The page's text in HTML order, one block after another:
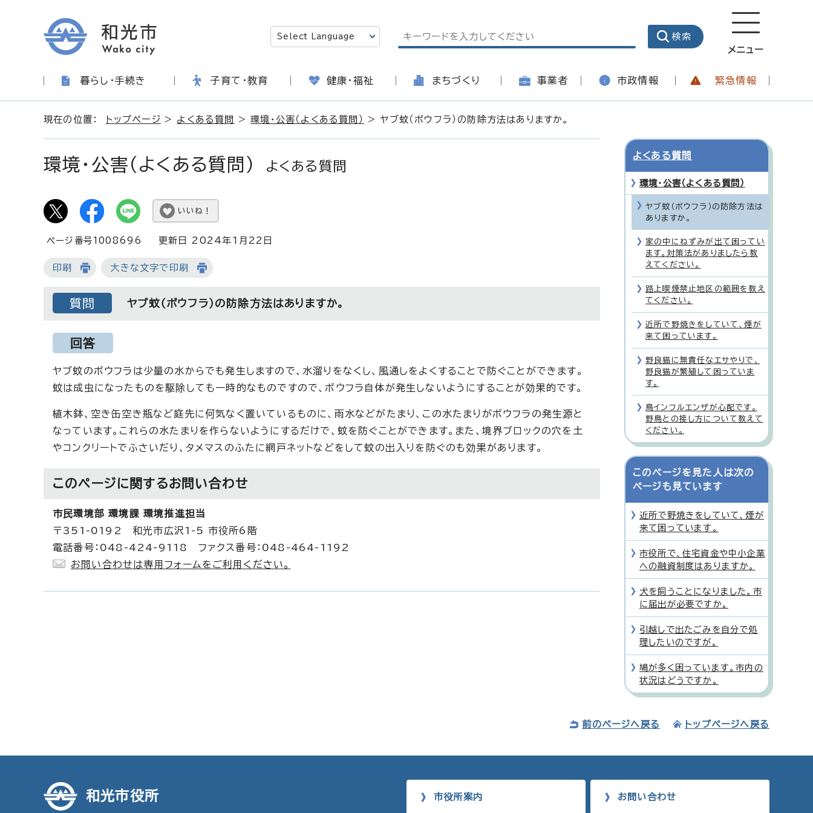
メニュー
暮らし・手続き 子育て・教育 健康・福祉 まちづくり 事業者 市政情報 緊急情報
現在の位置： トップページ > よくある質問 >環境・公害（よくある質問） > ヤブ蚊（ボウフラ）の防除方法はありますか。
環境・公害（よくある質問） よくある質問
いいね！
ページ番号1008696 更新日 2024年1月22日
印刷 大きな文字で印刷
質問 ヤブ蚊（ボウフラ）の防除方法はありますか。
回答
ヤブ蚊のボウフラは少量の水からでも発生しますので、水溜りをなくし、風通しをよくすることで防ぐことができます。
蚊は成虫になったものを駆除しても一時的なものですので、ボウフラ自体が発生しないようにすることが効果的です。
植木鉢、空き缶空き瓶など庭先に何気なく置いているものに、雨水などがたまり、この水たまりがボウフラの発生源と
なっています。これらの水たまりを作らないようにするだけで、蚊を防ぐことができます。また、境界ブロックの穴を土
やコンクリートでふさいだり、タメマスのふたに網戸ネットなどをして蚊の出入りを防ぐのも効果があります。
このページに関するお問い合わせ
市民環境部 環境課 環境推進担当
〒351-0192 和光市広沢1-5 市役所6階
電話番号：048-424-9118 ファクス番号：048-464-1192
お問い合わせは専用フォームをご利用ください。
よくある質問
環境・公害（よくある質問）
ヤブ蚊（ボウフラ）の防除方法は
ありますか。
家の中にねずみが出て困ってい
ます。対策法がありましたら教
えてください。
路上喫煙禁止地区の範囲を教え
てください。
近所で野焼きをしていて、煙が
来て困っています。
野良猫に無責任なエサやりで、
野良猫が繁殖して困っていま
す。
鳥インフルエンザが心配です。
野鳥との接し方について教えて
ください。
このページを見た人は次の
ページも見ています
近所で野焼きをしていて、煙が
来て困っています。
市役所で、住宅資金や中小企業
への融資制度はありますか。
犬を飼うことになりました。市
に届出が必要ですか。
引越しで出たごみを自分で処
理したいのですが。
鳩が多く困っています。市内の
状況はどうですか。
前のページへ戻る トップページへ戻る
和光市役所 市役所案内 お問い合わせ